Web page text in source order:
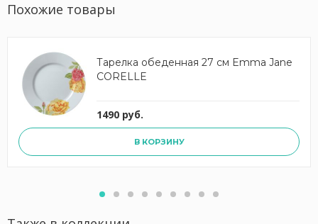
Похожие товары
Тарелка обеденная 27 см Emma Jane
CORELLE
1490 руб.
В КОРЗИНУ